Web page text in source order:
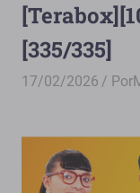
Por
Mega
[335/335]
17/02/2026